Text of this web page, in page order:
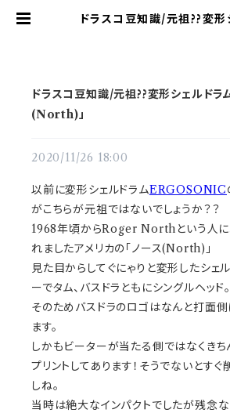
ドラスコ豆知識/元祖??変形
ドラスコ豆知識/元祖??変形シェルドラム
(North)」
2020/11/26 18:00
以前に変形シェルドラムERGOSONIC
がこちらが元祖ではないでしょうか？？
1968年頃からRoger Northという人に
れましたアメリカの「ノース(North)」
見た目からして ぐにゃりと変形したシェ
ーでタム、バスドラともにシングルヘッド。
そのためバスドラのロゴはなんと打面側
ます。
しかもビーターが当たる側ではなくき
プリントしてあります！そうでないとす
しね。
当時は絶大なインパクトでしたが残念